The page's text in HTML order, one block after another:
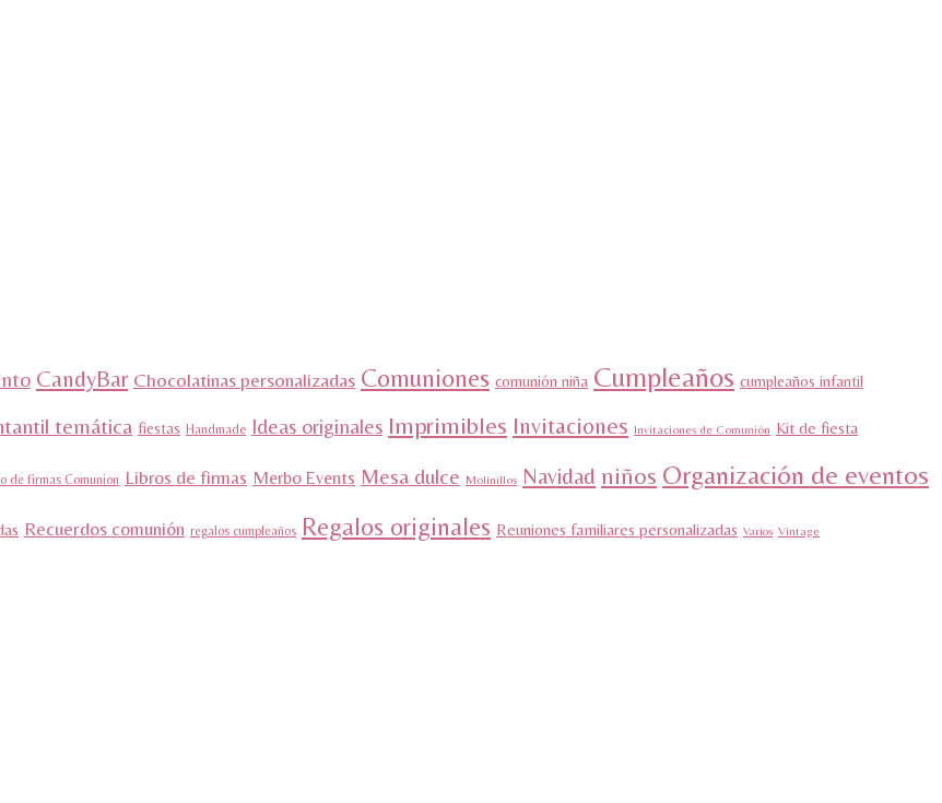
CandyBar Chocolatinas personalizadas Comuniones comunión niña Cumpleaños cumpleaños infantil
temática fiestas Handmade Ideas originales Imprimibles Invitaciones Invitaciones de Comunión Kit de fiesta
de firmas Comunion Libros de firmas Merbo Events Mesa dulce Molinillos Navidad niños Organización de eventos
Recuerdos comunión regalos cumpleaños Regalos originales Reuniones familiares personalizadas Varios Vintage